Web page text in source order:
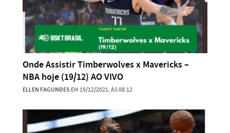
Onde Assistir Timberwolves x Mavericks –
NBA hoje (19/12) AO VIVO
ELLEN FAGUNDES EM 19/12/2021, ÀS 08:12